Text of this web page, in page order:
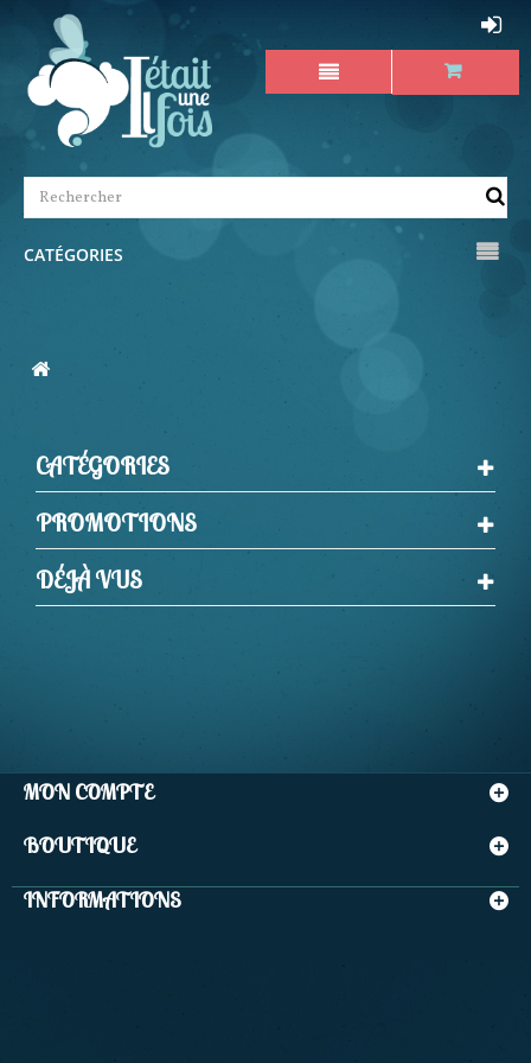
CATÉGORIES
CATÉGORIES
PROMOTIONS
DÉJÀ VUS
MON COMPTE
BOUTIQUE
INFORMATIONS